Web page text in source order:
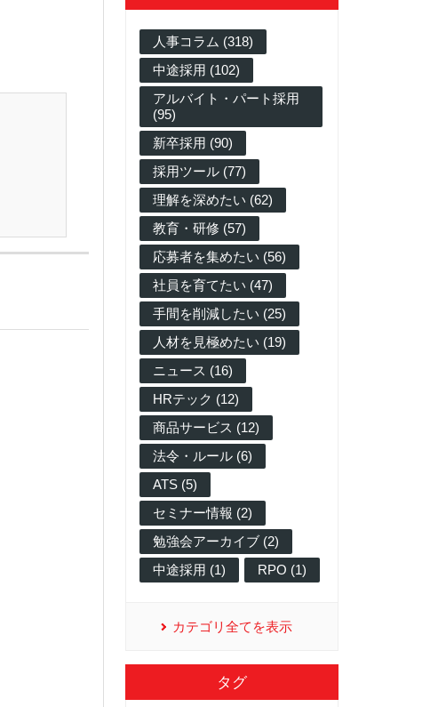
人事コラム (318)
中途採用 (102)
アルバイト・パート採用
(95)
新卒採用 (90)
採用ツール (77)
理解を深めたい (62)
教育・研修 (57)
応募者を集めたい (56)
社員を育てたい (47)
手間を削減したい (25)
人材を見極めたい (19)
ニュース (16)
HRテック (12)
商品サービス (12)
法令・ルール (6)
ATS (5)
セミナー情報 (2)
勉強会アーカイブ (2)
中途採用 (1)
RPO (1)
カテゴリ全てを表示
タグ